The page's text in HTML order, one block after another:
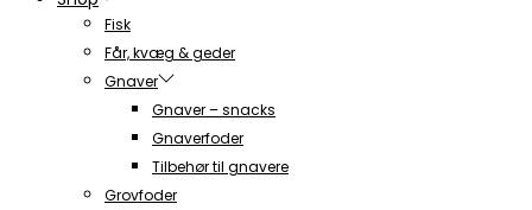
Fisk
Får, kvæg & geder
Gnaver
Gnaver – snacks
Gnaverfoder
Tilbehør til gnavere
Grovfoder